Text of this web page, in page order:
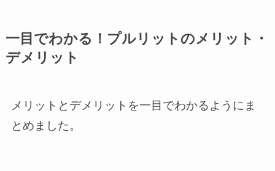
一目でわかる！プルリットのメリット・
デメリット
メリットとデメリットを一目でわかるようにま
とめました。